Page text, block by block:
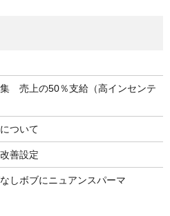
売上の50％支給（高インセンテ
ついて
善設定
しボブにニュアンスパーマ